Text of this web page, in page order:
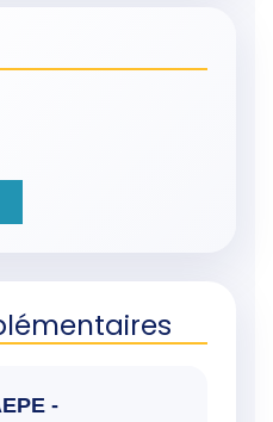
CAP AEPE -
-